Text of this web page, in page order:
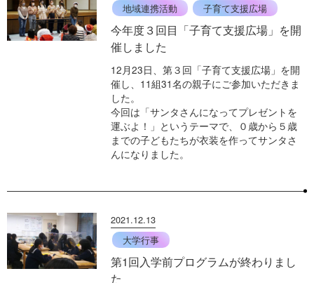
地域連携活動
子育て支援広場
今年度３回目「子育て支援広場」を開
催しました
12月23日、第３回「子育て支援広場」を開
催し、11組31名の親子にご参加いただきま
した。
今回は「サンタさんになってプレゼントを
運ぶよ！」というテーマで、０歳から５歳
までの子どもたちが衣装を作ってサンタさ
んになりました。
2021.12.13
大学行事
第1回入学前プログラムが終わりまし
た